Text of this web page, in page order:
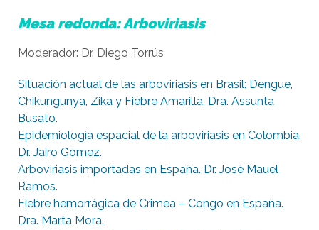
Mesa redonda: Arboviriasis
Moderador: Dr. Diego Torrús
Situación actual de las arboviriasis en Brasil: Dengue,
Chikungunya, Zika y Fiebre Amarilla. Dra. Assunta
Busato.
Epidemiología espacial de la arboviriasis en Colombia.
Dr. Jairo Gómez.
Arboviriasis importadas en España. Dr. José Mauel
Ramos.
Fiebre hemorrágica de Crimea – Congo en España.
Dra. Marta Mora.